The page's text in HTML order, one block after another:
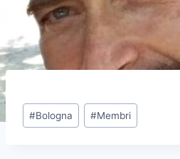
Tag
articolo:
#Bologna #Membri